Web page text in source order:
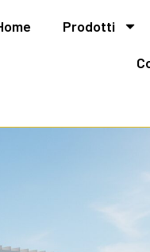
Prodotti